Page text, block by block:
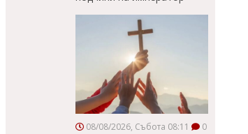
08/08/2026, Събота 08:11 0